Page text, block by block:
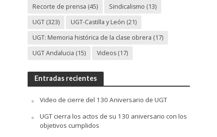
Recorte de prensa (45) Sindicalismo (13)
UGT(323) UGT-Castilla y León (21)
UGT: Memoria histórica de la clase obrera (17)
UGT Andalucia (15) Videos(17)
Entradas recientes
Video de cierre del 130 Aniversario de UGT
UGT cierra los actos de su 130 aniversario con los
objetivos cumplidos